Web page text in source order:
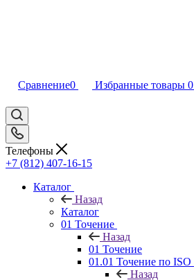
Сравнение0 Избранные товары 0
Телефоны
+7 (812) 407-16-15
Каталог
Назад
Каталог
01 Точение
Назад
01 Точение
01.01 Точение по ISO
Назад